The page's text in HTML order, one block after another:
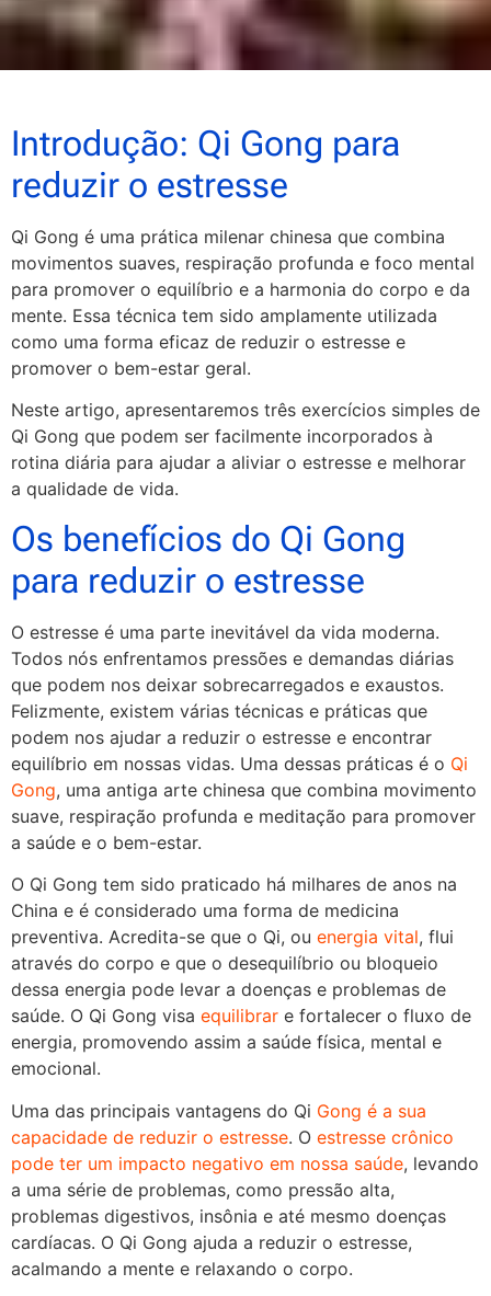
Introdução: Qi Gong para
reduzir o estresse
Qi Gong é uma prática milenar chinesa que combina
movimentos suaves, respiração profunda e foco mental
para promover o equilíbrio e a harmonia do corpo e da
mente. Essa técnica tem sido amplamente utilizada
como uma forma eficaz de reduzir o estresse e
promover o bem-estar geral.
Neste artigo, apresentaremos três exercícios simples de
Qi Gong que podem ser facilmente incorporados à
rotina diária para ajudar a aliviar o estresse e melhorar
a qualidade de vida.
Os benefícios do Qi Gong
para reduzir o estresse
O estresse é uma parte inevitável da vida moderna.
Todos nós enfrentamos pressões e demandas diárias
que podem nos deixar sobrecarregados e exaustos.
Felizmente, existem várias técnicas e práticas que
podem nos ajudar a reduzir o estresse e encontrar
equilíbrio em nossas vidas. Uma dessas práticas é o Qi
Gong, uma antiga arte chinesa que combina movimento
suave, respiração profunda e meditação para promover
a saúde e o bem-estar.
O Qi Gong tem sido praticado há milhares de anos na
China e é considerado uma forma de medicina
preventiva. Acredita-se que o Qi, ou energia vital, flui
através do corpo e que o desequilíbrio ou bloqueio
dessa energia pode levar a doenças e problemas de
saúde. O Qi Gong visa equilibrar e fortalecer o fluxo de
energia, promovendo assim a saúde física, mental e
emocional.
Uma das principais vantagens do Qi Gong é a sua
capacidade de reduzir o estresse. O estresse crônico
pode ter um impacto negativo em nossa saúde, levando
a uma série de problemas, como pressão alta,
problemas digestivos, insônia e até mesmo doenças
cardíacas. O Qi Gong ajuda a reduzir o estresse,
acalmando a mente e relaxando o corpo.